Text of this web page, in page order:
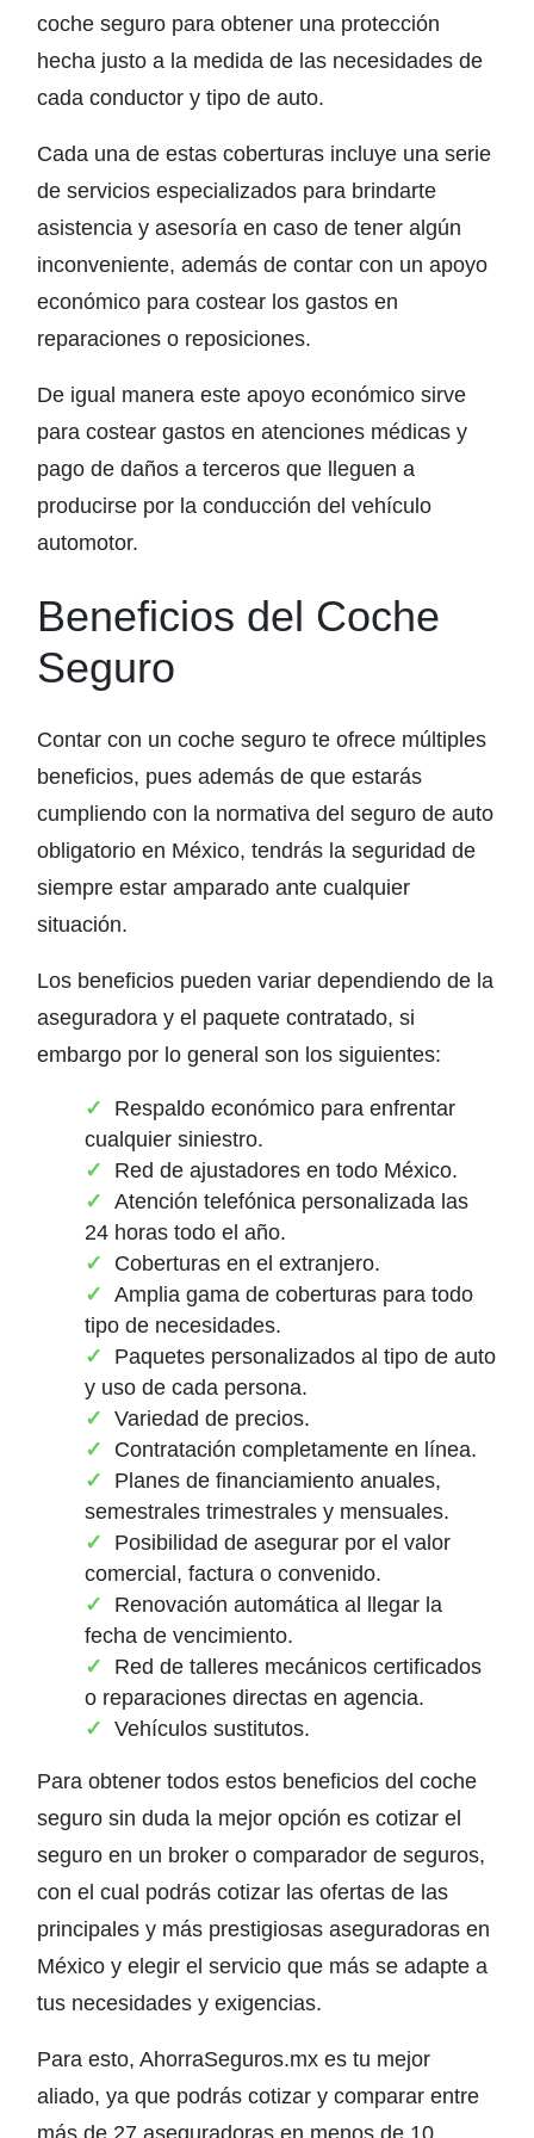
coche seguro para obtener una protección
hecha justo a la medida de las necesidades de
cada conductor y tipo de auto.
Cada una de estas coberturas incluye una serie
de servicios especializados para brindarte
asistencia y asesoría en caso de tener algún
inconveniente, además de contar con un apoyo
económico para costear los gastos en
reparaciones o reposiciones.
De igual manera este apoyo económico sirve
para costear gastos en atenciones médicas y
pago de daños a terceros que lleguen a
producirse por la conducción del vehículo
automotor.
Beneficios del Coche
Seguro
Contar con un coche seguro te ofrece múltiples
beneficios, pues además de que estarás
cumpliendo con la normativa del seguro de auto
obligatorio en México, tendrás la seguridad de
siempre estar amparado ante cualquier
situación.
Los beneficios pueden variar dependiendo de la
aseguradora y el paquete contratado, si
embargo por lo general son los siguientes:
Respaldo económico para enfrentar
cualquier siniestro.
Red de ajustadores en todo México.
Atención telefónica personalizada las
24 horas todo el año.
Coberturas en el extranjero.
Amplia gama de coberturas para todo
tipo de necesidades.
Paquetes personalizados al tipo de auto
y uso de cada persona.
Variedad de precios.
Contratación completamente en línea.
Planes de financiamiento anuales,
semestrales trimestrales y mensuales.
Posibilidad de asegurar por el valor
comercial, factura o convenido.
Renovación automática al llegar la
fecha de vencimiento.
Red de talleres mecánicos certificados
o reparaciones directas en agencia.
Vehículos sustitutos.
Para obtener todos estos beneficios del coche
seguro sin duda la mejor opción es cotizar el
seguro en un broker o comparador de seguros,
con el cual podrás cotizar las ofertas de las
principales y más prestigiosas aseguradoras en
México y elegir el servicio que más se adapte a
tus necesidades y exigencias.
Para esto, AhorraSeguros.mx es tu mejor
aliado, ya que podrás cotizar y comparar entre
más de 27 aseguradoras en menos de 10